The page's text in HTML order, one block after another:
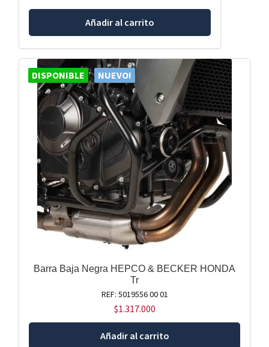
Añadir al carrito
DISPONIBLE NUEVO!
Barra Baja Negra HEPCO & BECKER HONDA
Tr
REF: 5019556 00 01
$1.317.000
Añadir al carrito